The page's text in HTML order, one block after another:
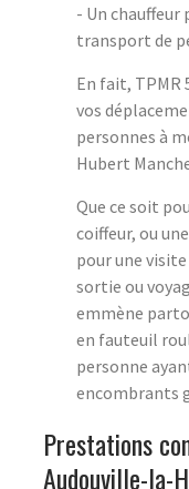
- Un
transport de
En fait,
vos
personnes à
Hubert
Que ce soit
coiffeur, ou
pour une
sortie ou
emmène
en fauteuil
personne
encombrants
Prestations
Audouville-la-